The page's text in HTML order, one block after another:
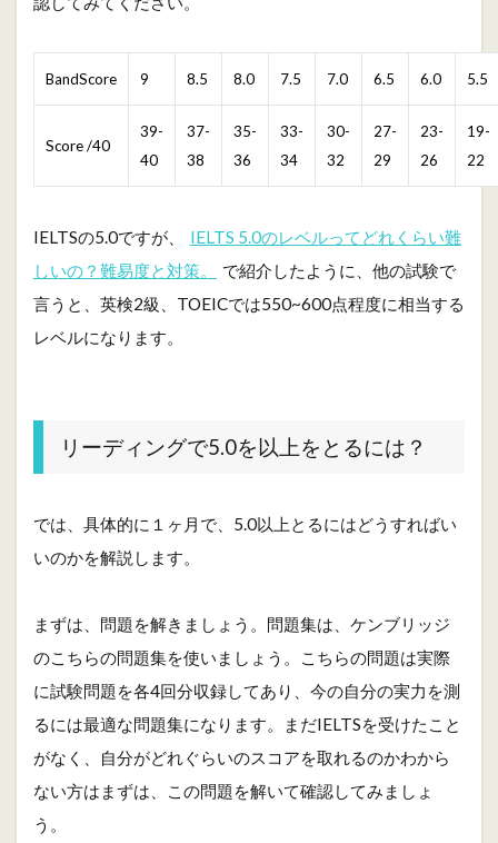
易
5
を
以
上
は
具
体
戦
問
題
か
ら
読
BandScore 9 8.5 8.0 7.5 7.0 6.5 6.0 5.5
Score /40
39-
40
37-
38
35-
36
33-
34
30-
32
27-
29
23-
26
19-
22
IELTSの5.0ですが、
IELTS 5.0のレベルってどれくらい難
しいの？難易度と対策。
で紹介したように、他の試験で
言うと、英検2級、TOEICでは550~600点程度に相当する
レベルになります。
リーディングで5.0を以上をとるには？
では、具体的に１ヶ月で、5.0以上とるにはどうすればい
いのかを解説します。
まずは、問題を解きましょう。問題集は、ケンブリッジ
のこちらの問題集を使いましょう。こちらの問題は実際
に試験問題を各4回分収録してあり、今の自分の実力を測
るには最適な問題集になります。まだIELTSを受けたこと
がなく、自分がどれぐらいのスコアを取れるのかわから
ない方はまずは、この問題を解いて確認してみましょ
う。